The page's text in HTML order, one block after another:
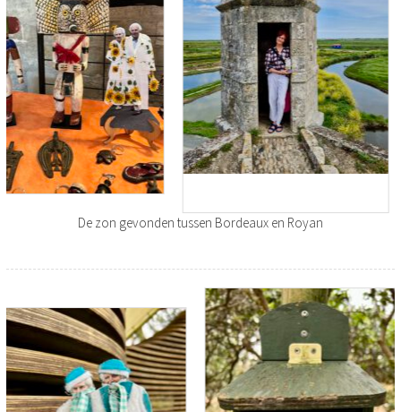
De zon gevonden tussen Bordeaux en Royan